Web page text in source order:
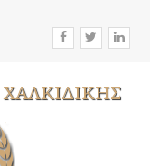
ΧΑΛΚΙΔΙΚΗΣ